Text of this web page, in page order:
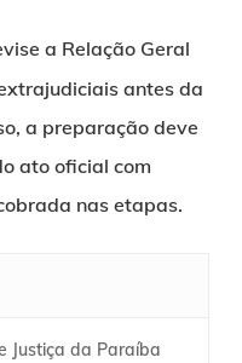
a Relação Geral
antes da
a preparação deve
ato oficial com
nas etapas.
Justiça da Paraíba